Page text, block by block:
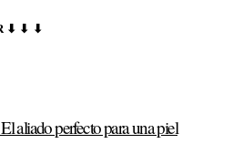
⬇ ⬇ ⬇
aliado perfecto para una piel